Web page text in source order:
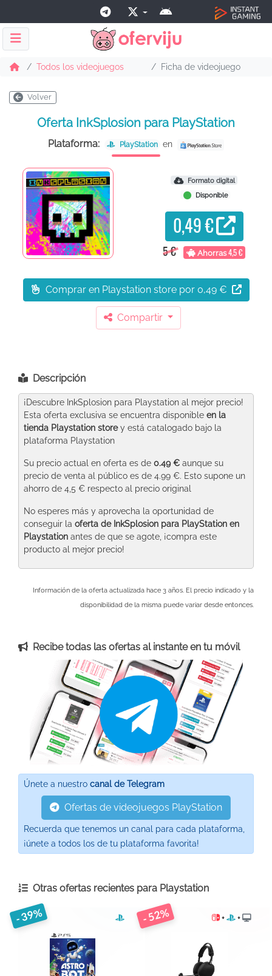
Todos los videojuegos Ficha de videojuego
Volver
Oferta InkSplosion para PlayStation
Plataforma: PlayStation en
Formato digital
Disponible
0,49 €
5 € Ahorras4,5 €
Comprar en Playstation store por 0,49 €
Compartir
Descripción
¡Descubre InkSplosion para Playstation al mejor precio!
Esta oferta exclusiva se encuentra disponible en la
tienda Playstation storey está catalogado bajo la
plataforma Playstation
Su precio actual en oferta es de 0.49 € aunque su
precio de venta al público es de 4.99 €. Esto supone un
ahorro de 4,5 € respecto al precio original
No esperes más y aprovecha la oportunidad de
conseguir la oferta de InkSplosion para PlayStation en
Playstation antes de que se agote, ¡compra este
producto al mejor precio!
Información de la oferta actualizada hace 3 años. El precio indicado y la
disponibilidad de la misma puede variar desde entonces.
Recibe todas las ofertas al instante en tu móvil
Únete a nuestro canal de Telegram
Ofertas de videojuegos PlayStation
Recuerda que tenemos un canal para cada plataforma,
¡únete a todos los de tu plataforma favorita!
Otras ofertas recientes para Playstation
- 39% - 52% + +